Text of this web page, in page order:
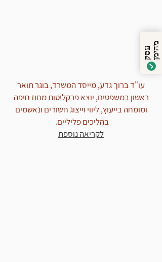
עו"ד ברוך גדע, מייסד המשרד, בוגר תואר
ראשון במשפטים, יוצא פרקליטות מחוז חיפה
ומומחה בייעוץ, ליווי וייצוג חשודים ונאשמים
בהליכים פליליים.
לקריאה נוספת
ע
ס
ק מ ה
י
מ ן